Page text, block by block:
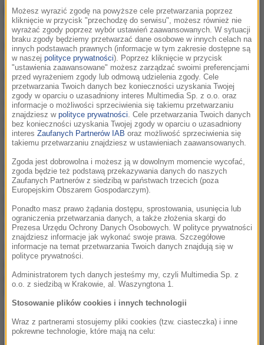
przeboju pod tytułem "El Perdón" czyli
"Forgiveness". Fani Jama i Iglesiasa wydają
się być bardzo zadowoleni!
Enrique Iglesiastohiszpańskipiosenkarz, który
rozpoczął karierę już w latach 90., a kilka miesięcy
temu obchodził swoje 40. urodziny. Muzyk od dwóch
dekad pisze piosenki, które lądują na listach
przebojów!
(Forgiveness)", który powstał dzięki współpracy z
wokalistą znanym jakoNicky Jam.Kolaboracja
przyniosła Jamowi światową sławę, a Iglesiasowi
kolejny sukces i utrzymanie znaczącej pozycji w
świecie muzycznym.
"El Perdon" jest świetnym urozmaiceniem wśród
przebojów ostatnich miesięcy. Latynoski klimat
pozwala wyluzować się i jeszcze na chwilę poczuć
Jama iEnrique Iglesiasa:
Możesz wyrazić zgodę na powyższe cele przetwarzania poprzez
kliknięcie w przycisk "przechodzę do serwisu", możesz również nie
wyrażać zgody poprzez wybór ustawień zaawansowanych. W sytuacji
braku zgody będziemy przetwarzać dane osobowe w innych celach na
innych podstawach prawnych (informacje w tym zakresie dostępne są
w naszej polityce prywatności). Poprzez kliknięcie w przycisk
"ustawienia zaawansowane" możesz zarządzać swoimi preferencjami
przed wyrażeniem zgody lub odmową udzielenia zgody. Cele
przetwarzania Twoich danych bez konieczności uzyskania Twojej
zgody w oparciu o uzasadniony interes Multimedia Sp. z o.o. oraz
informacje o możliwości sprzeciwienia się takiemu przetwarzaniu
znajdziesz w polityce prywatności . Cele przetwarzania Twoich danych
bez konieczności uzyskania Twojej zgody w oparciu o uzasadniony
interes Zaufanych Partnerów IAB oraz możliwość sprzeciwienia się
takiemu przetwarzaniu znajdziesz w ustawieniach zaawansowanych.
Zgoda jest dobrowolna i możesz ją w dowolnym momencie wycofać,
zgoda będzie też podstawą przekazywania danych do naszych
Zaufanych Partnerów z siedzibą w państwach trzecich (poza
Europejskim Obszarem Gospodarczym).
Ponadto masz prawo żądania dostępu, sprostowania, usunięcia lub
ograniczenia przetwarzania danych, a także złożenia skargi do
Prezesa Urzędu Ochrony Danych Osobowych. W polityce prywatności
znajdziesz informacje jak wykonać swoje prawa. Szczegółowe
informacje na temat przetwarzania Twoich danych znajdują się w
polityce prywatności.
Administratorem tych danych jesteśmy my, czyli Multimedia Sp. z
o.o. z siedzibą w Krakowie, al. Waszyngtona 1.
Stosowanie plików cookies i innych technologii
Wraz z partnerami stosujemy pliki cookies (tzw. ciasteczka) i inne
pokrewne technologie, które mają na celu: